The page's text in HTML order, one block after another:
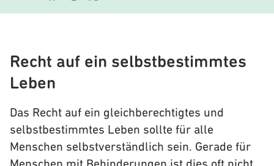
Recht auf ein selbstbestimmtes
Leben
Das Recht auf ein gleichberechtigtes und
selbstbestimmtes Leben sollte für alle
Menschen selbstverständlich sein. Gerade für